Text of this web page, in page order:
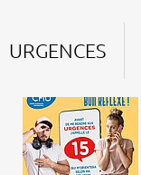
URGENCES